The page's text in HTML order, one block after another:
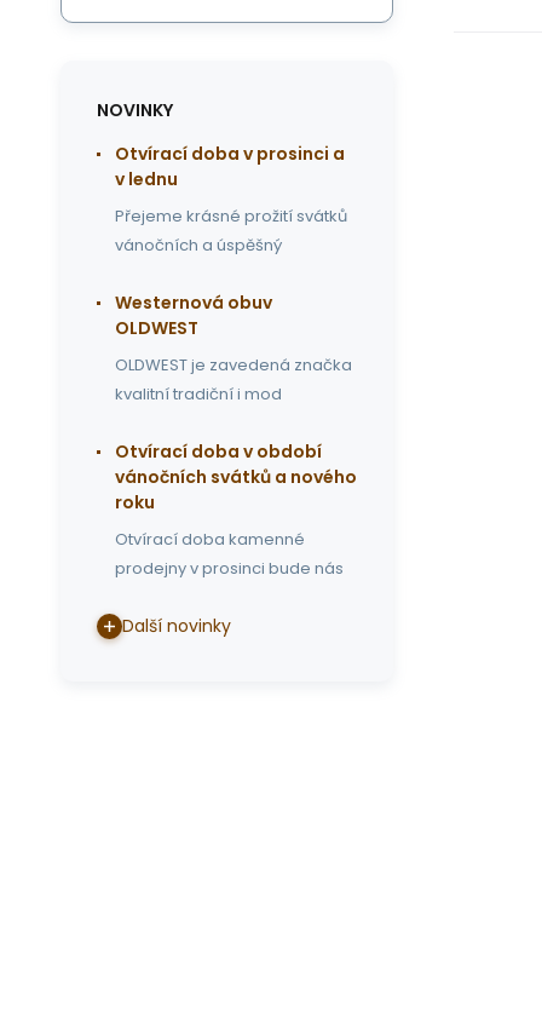
NOVINKY
Otvírací doba v prosinci a
v lednu
Přejeme krásné prožití svátků
vánočních a úspěšný
Westernová obuv
OLDWEST
OLDWEST je zavedená značka
kvalitní tradiční i mod
Otvírací doba v období
vánočních svátků a nového
roku
Otvírací doba kamenné
prodejny v prosinci bude nás
Další novinky